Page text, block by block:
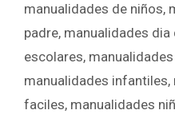
manualidades de niños,
padre, manualidades dia
escolares,
manualidades infantiles,
faciles, manualidades